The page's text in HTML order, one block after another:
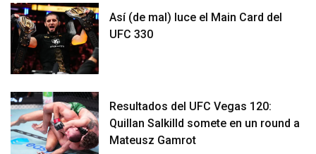
Así (de mal) luce el Main Card del
UFC 330
Resultados del UFC Vegas 120:
Quillan Salkilld somete en un round a
Mateusz Gamrot